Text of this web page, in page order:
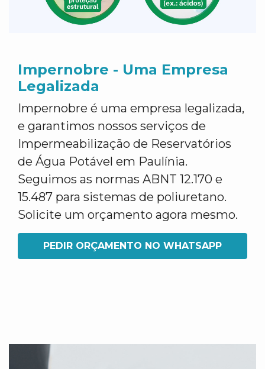
Impernobre - Uma Empresa
Legalizada
Impernobre é uma empresa legalizada,
e garantimos nossos serviços de
Impermeabilização de Reservatórios
de Água Potável em Paulínia.
Seguimos as normas ABNT 12.170 e
15.487 para sistemas de poliuretano.
Solicite um orçamento agora mesmo.
PEDIR ORÇAMENTO NO WHATSAPP